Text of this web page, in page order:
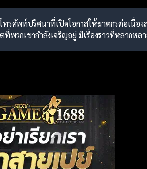
โทรศัพท์ปริศนาที่เปิดโอกาสให้ฆาตกรต่อเ
พวกเขากำลังเจริญอยู่ มีเรื่องราวที่หลากห